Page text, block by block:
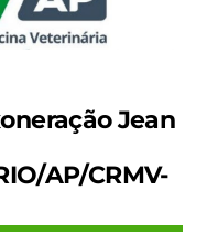
Jean
AP/CRMV-